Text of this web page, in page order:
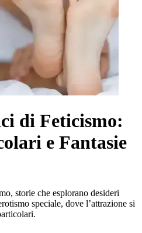
di Feticismo:
e Fantasie
storie che esplorano desideri
speciale, dove l’attrazione si